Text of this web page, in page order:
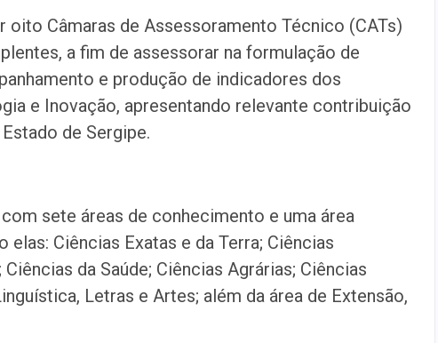
Câmaras de Assessoramento Técnico (CATs)
a fim de assessorar na formulação de
e produção de indicadores dos
e Inovação, apresentando relevante contribuição
de Sergipe.
sete áreas de conhecimento e uma área
Ciências Exatas e da Terra; Ciências
da Saúde; Ciências Agrárias; Ciências
Letras e Artes; além da área de Extensão,
saiba como assistir aos
fenômenos
Atraso na ampliação do
teste do pezinho dificulta